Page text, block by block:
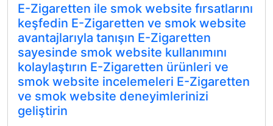
E-Zigaretten ile smok website fırsatlarını
keşfedin E-Zigaretten ve smok website
avantajlarıyla tanışın E-Zigaretten
sayesinde smok website kullanımını
kolaylaştırın E-Zigaretten ürünleri ve
smok website incelemeleri E-Zigaretten
ve smok website deneyimlerinizi
geliştirin